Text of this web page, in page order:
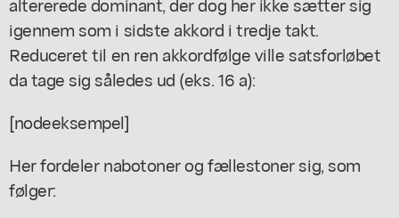
igennem som i sidste akkord i tredje takt.
Reduceret til en ren akkordfølge ville satsforløbet
da tage sig således ud (eks. 16 a):
[nodeeksempel]
Her fordeler nabotoner og fællestoner sig, som
følger: